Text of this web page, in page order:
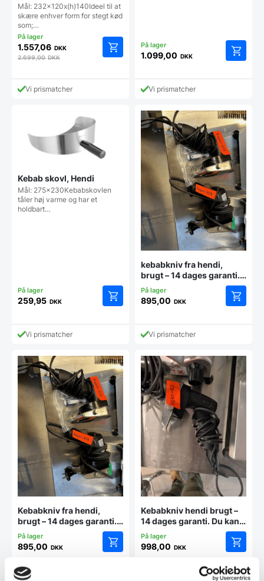
Mål: 232x120x(h)140Ideel til at
skære enhver form for stegt kød
som;…
1.557,06 DKK
2.699,00DKK
Vi prismatcher
1.099,00 DKK
Vi prismatcher
Kebab skovl, Hendi
Mål: 275x230Kebabskovlen
tåler høj varme og har et
holdbart…
259,95 DKK
Vi prismatcher
kebabkniv fra hendi,
brugt – 14 dages garanti.
Du kan tilkøbe 12 mdr. for
799 kr.
895,00 DKK
Vi prismatcher
Kebabkniv fra hendi,
brugt – 14 dages garanti.
Du kan tilkøbe 12 mdr. for
799 kr.
895,00 DKK
Kebabkniv hendi brugt –
14 dages garanti. Du kan
tilkøbe 12 mdr. for 799 kr.
998,00 DKK